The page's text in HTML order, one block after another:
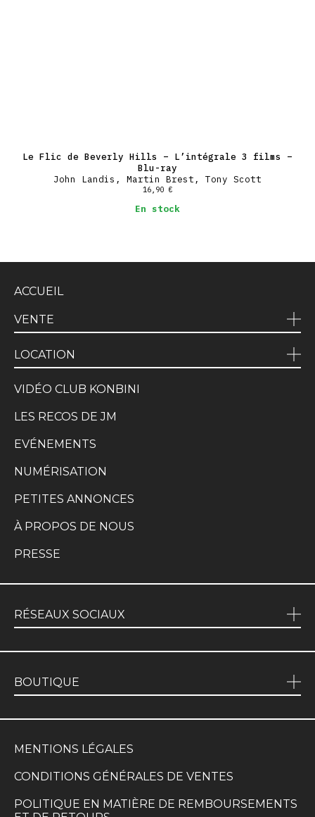
Le Flic de Beverly Hills – L’intégrale 3 films –
Blu-ray
John Landis, Martin Brest, Tony Scott
16,90 €
En stock
ACCUEIL
VENTE
LOCATION
VIDÉO CLUB KONBINI
LES RECOS DE JM
EVÉNEMENTS
NUMÉRISATION
PETITES ANNONCES
À PROPOS DE NOUS
PRESSE
RÉSEAUX SOCIAUX
BOUTIQUE
MENTIONS LÉGALES
CONDITIONS GÉNÉRALES DE VENTES
POLITIQUE EN MATIÈRE DE REMBOURSEMENTS